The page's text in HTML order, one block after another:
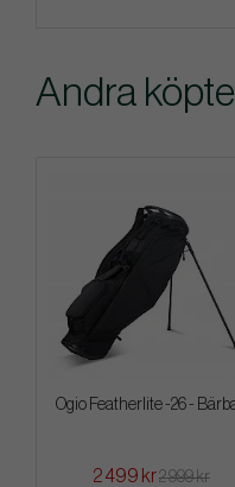
Andra
Ogio Featherlite -26 -
2 499 kr2 999 kr